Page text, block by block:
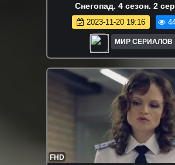
Снегопад. 4 сезон. 2
2023-11-20 19:16
МИР СЕРИАЛОВ
FHD